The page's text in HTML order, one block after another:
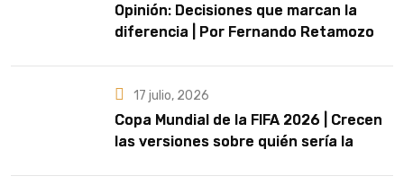
Opinión: Decisiones que marcan la
diferencia | Por Fernando Retamozo
17 julio, 2026
Copa Mundial de la FIFA 2026 | Crecen
las versiones sobre quién sería la